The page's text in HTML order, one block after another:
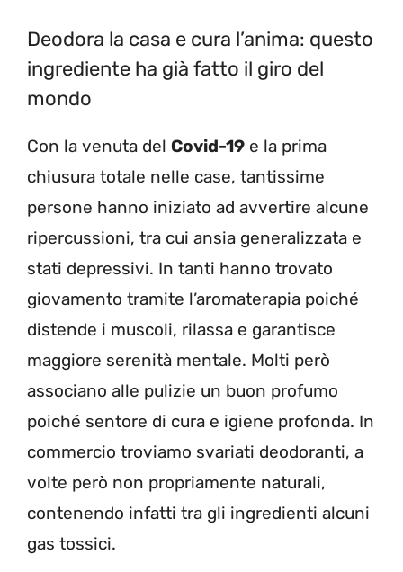
Deodora la casa e cura l’anima: questo
ingrediente ha già fatto il giro del
mondo
Con la venuta del Covid-19 e la prima
chiusura totale nelle case, tantissime
persone hanno iniziato ad avvertire alcune
ripercussioni, tra cui ansia generalizzata e
stati depressivi. In tanti hanno trovato
giovamento tramite l’aromaterapia poiché
distende i muscoli, rilassa e garantisce
maggiore serenità mentale. Molti però
associano alle pulizie un buon profumo
poiché sentore di cura e igiene profonda. In
commercio troviamo svariati deodoranti, a
volte però non propriamente naturali,
contenendo infatti tra gli ingredienti alcuni
gas tossici.